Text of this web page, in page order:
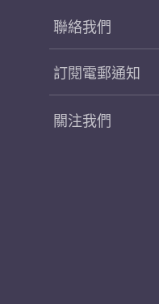
聯絡我們
訂閱電郵通知
關注我們